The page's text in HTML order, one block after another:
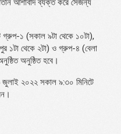
তিনি আশাবাদ ব্যক্ত করে সেজন্য
গ্রুপ-১ (সকাল ৯টা থেকে ১০টা),
১টা থেকে ২টা) ও গ্রুপ-৪ (বেলা
অনুষ্ঠিত হবে।
জুলাই ২০২২ সকাল ৯:৩০ মিনিটে